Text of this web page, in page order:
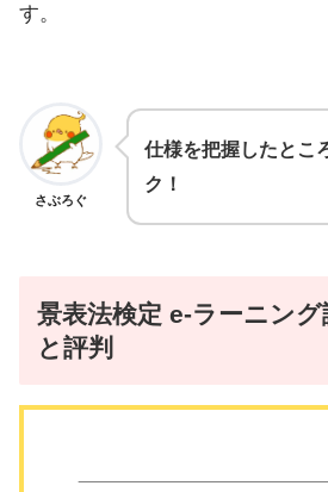
す。
さぶろぐ
仕様を把握したとこ
ク！
景表法検定 e-ラーニング
と評判